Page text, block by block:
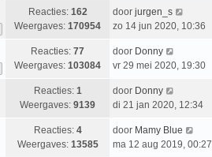
c
h
e
c
h
e
b
e
c
h
t
s
e
b
e
c
h
Reacties: 162
Weergaves: 170954
L
a
t
s
e
b
e
door jurgen_s
zo 14 jun 2020, 10:36
Reacties: 77
Weergaves: 103084
L
a
t
s
e
b
door Donny
vr 29 mei 2020, 19:30
Reacties: 1
Weergaves: 9139
L
a
t
s
door Donny
di 21 jan 2020, 12:34
Reacties: 4
Weergaves: 13585
L
a
door Mamy Blue
ma 12 aug 2019, 00:27